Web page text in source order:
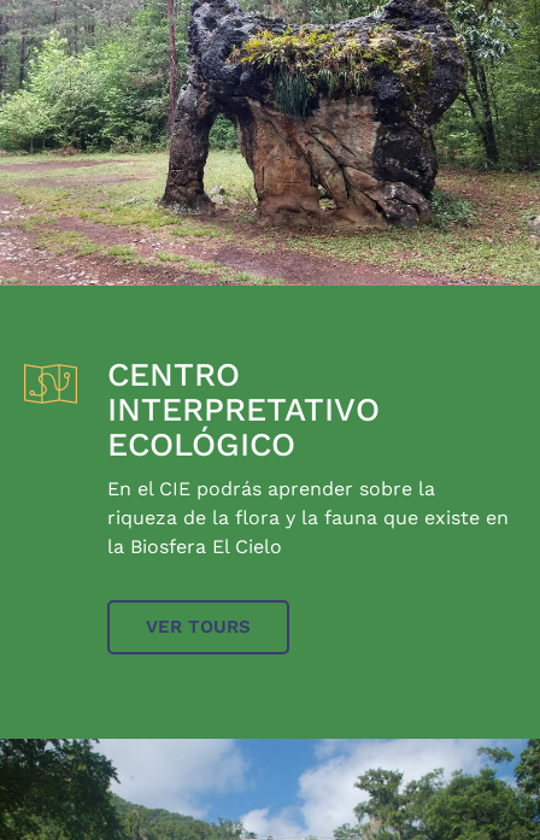
CENTRO
INTERPRETATIVO
ECOLÓGICO
En el CIE podrás aprender sobre la
riqueza de la flora y la fauna que existe en
la Biosfera El Cielo
VER TOURS